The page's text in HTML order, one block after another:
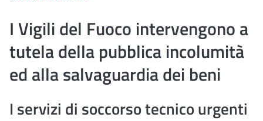
I Vigili del Fuoco intervengono a
tutela della pubblica incolumità
ed alla salvaguardia dei beni
I servizi di soccorso tecnico urgenti